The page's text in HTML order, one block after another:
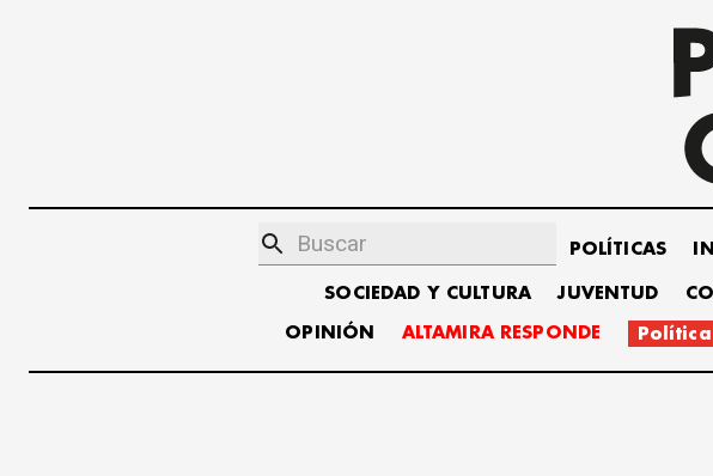
POLÍTICAS
SOCIEDAD Y CULTURA JUVENTUD
OPINIÓN ALTAMIRA RESPONDE